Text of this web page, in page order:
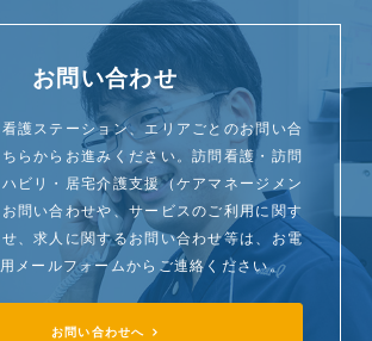
お問い合わせ
護ステーション、エリアごとのお問い合
らからお進みください。訪問看護・訪問
ビリ・居宅介護支援（ケアマネージメン
お問い合わせや、サービスのご利用に関す
、求人に関するお問い合わせ等は、お電
メールフォームからご連絡ください。
お問い合わせへ